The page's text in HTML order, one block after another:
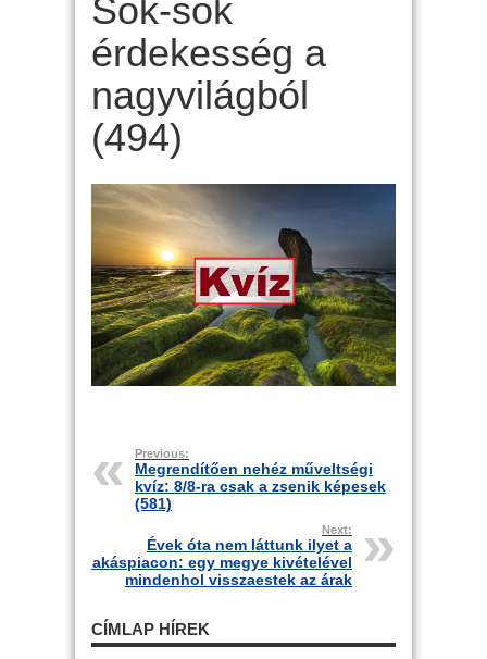
Sok-sok
érdekesség a
nagyvilágból
(494)
Previous:
Megrendítően nehéz műveltségi
kvíz: 8/8-ra csak a zsenik képesek
(581)
Next:
Évek óta nem láttunk ilyet a
lakáspiacon: egy megye kivételével
mindenhol visszaestek az árak
CÍMLAP HÍREK